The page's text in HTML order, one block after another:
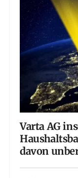
Varta AG
davon